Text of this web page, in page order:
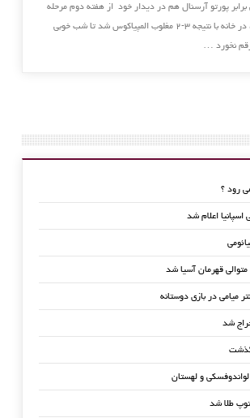
پورتو آرسنال هم در دیدار خود از هفته دوم مرحله
گروهی لیگ قهرمانان، در خانه با نتیجه ۳-۲ مغلوب المپیاکوس شد تا شب خوبی
رقم نخورد …
رود ؟
اعلام شد
قهرمان آسیا شد
میامی در بازی دوستانه
شد
لواندوفسکی و لهستان
طلا شد